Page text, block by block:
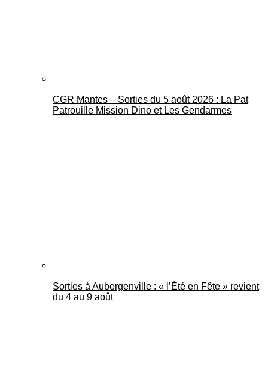
CGR Mantes – Sorties du 5 août 2026 : La Pat
Patrouille Mission Dino et Les Gendarmes
Sorties à Aubergenville : « l’Été en Fête » revient
du 4 au 9 août